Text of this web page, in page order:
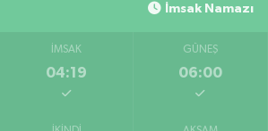
İmsak Namazı
İMSAK
04:19
GÜNEŞ
06:00